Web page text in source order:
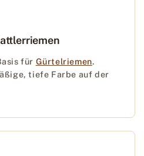
für Gürtelriemen.
tiefe Farbe auf der